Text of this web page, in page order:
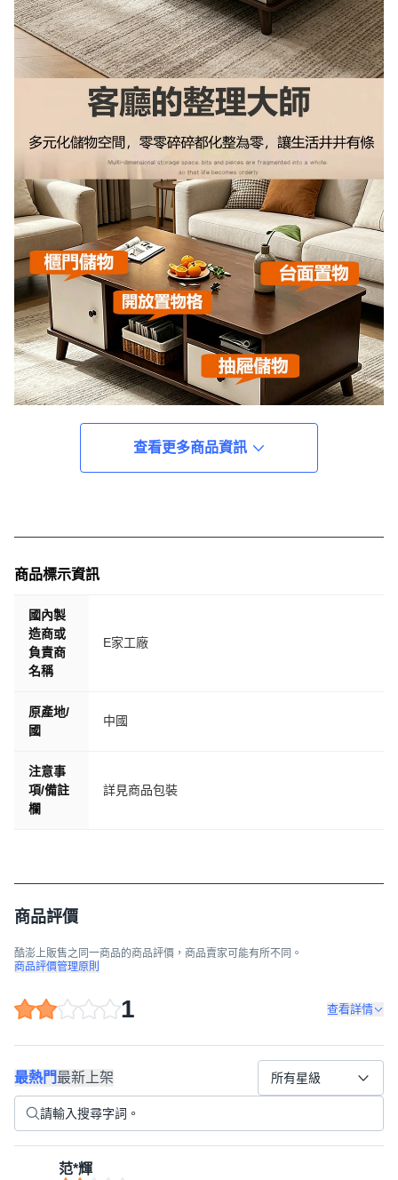
查看更多商品資訊
商品標示資訊
國內製
造商或
負責商
名稱
E家工廠
原產地/
國
中國
注意事
項/備註
欄
詳見商品包裝
商品評價
酷澎上販售之同一商品的商品評價，商品賣家可能有所不同。
商品評價管理原則
1 查看詳情
最熱門最新上架 所有星級
范*輝